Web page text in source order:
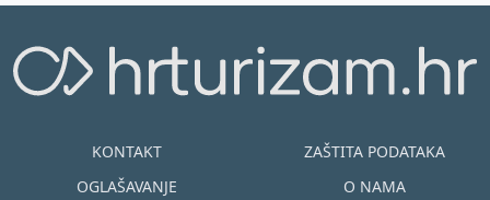
KONTAKT
OGLAŠAVANJE
ZAŠTITA PODATAKA
O NAMA